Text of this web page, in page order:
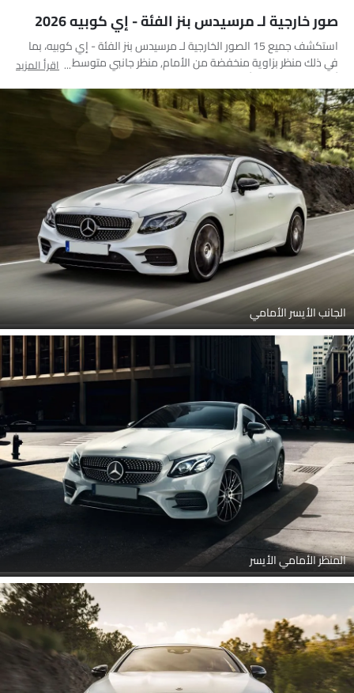
صور خارجية لـ مرسيدس بنز الفئة - إي كوبيه 2026
استكشف جميع 15 الصور الخارجية لـ مرسيدس بنز الفئة - إي كوبيه، بما
في ذلك منظر بزاوية منخفضة من الأمام, منظر جانبي متوسط, منظر
أمامي كامل, منظر أمامي متوسط, منظر جانبي, منظر خلفي جانبي
متقاطع, منظر أمامي جانبي متقاطع, مصباح أمامي, مصباح خلفي, فتحة
السقف/القمرية, عجلة, منظر الشبك الأمامي, مرآة السائق الأمامية زاوية,
عرض متوسط جانبي خلفي, عرض بزاوية منخفضة خلفي
اقرأ المزيد
الجانب الأيسر الأمامي
المنظر الأمامي الأيسر